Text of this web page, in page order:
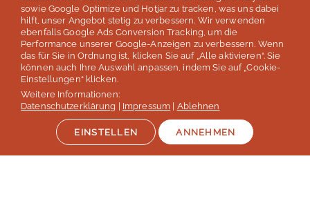
laut Studie „Berufliche Weiterbildung 2026” des SZ Instituts
derSüddeutschen Zeitung
Mehr erfahren
Auszeichnungen & Mitgliedschaften
sowie Google Optimize und Hotjar zu tracken, was uns dabei
hilft, unser Angebot stetig zu verbessern. Wir verwenden
ebenfalls Google Ads Conversion Tracking, um die
Performance unserer Google-Anzeigen zu verbessern. Wenn
das für Sie in Ordnung ist, klicken Sie auf „Alle aktivieren“. Sie
können auch Ihre Auswahl anpassen, indem Sie auf „Cookie-
Einstellungen“ klicken.
Weitere Informationen:
Datenschutzerklärung
Impressum Ablehnen
EINSTELLEN ANNEHMEN